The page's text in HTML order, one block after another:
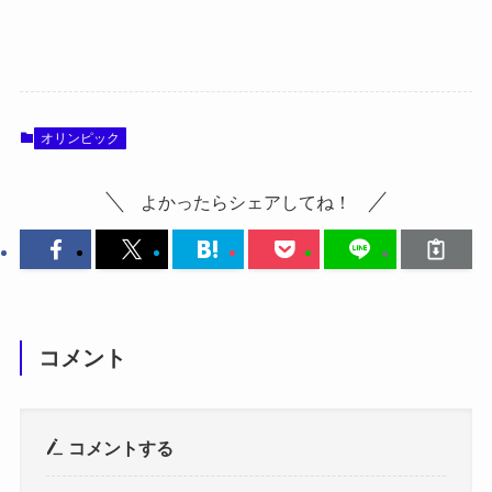
オリンピック
よかったらシェアしてね！
コメント
コメントする